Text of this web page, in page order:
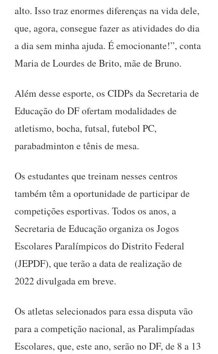
alto. Isso traz enormes diferenças na vida dele,
que, agora, consegue fazer as atividades do dia
a dia sem minha ajuda. É emocionante!”, conta
Maria de Lourdes de Brito, mãe de Bruno.
Além desse esporte, os CIDPs da Secretaria de
Educação do DF ofertam modalidades de
atletismo, bocha, futsal, futebol PC,
parabadminton e tênis de mesa.
Os estudantes que treinam nesses centros
também têm a oportunidade de participar de
competições esportivas. Todos os anos, a
Secretaria de Educação organiza os Jogos
Escolares Paralímpicos do Distrito Federal
(JEPDF), que terão a data de realização de
2022 divulgada em breve.
Os atletas selecionados para essa disputa vão
para a competição nacional, as Paralimpíadas
Escolares, que, este ano, serão no DF, de 8 a 13